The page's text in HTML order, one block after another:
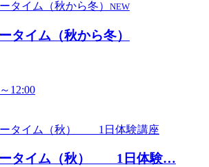
NEW
タイム（秋から冬）
12:00
ータイム（秋） 1日体験…